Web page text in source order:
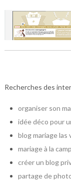
Recherches des
organiser son
idée déco pour
blog mariage las
mariage à la
créer un blog
partage de